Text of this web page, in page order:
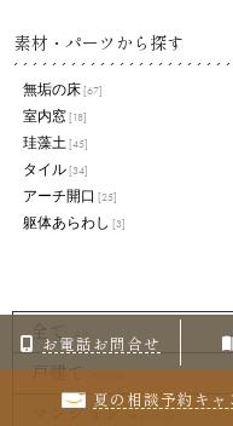
素材・パーツから探す
無垢の床 [67]
室内窓 [18]
珪藻土 [45]
タイル [34]
アーチ開口 [25]
躯体あらわし [3]
全て
戸建て
マンション
お電話お問合せ
夏の相談予約キャ